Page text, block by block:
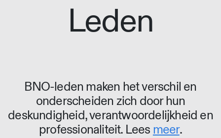
Leden
BNO-leden maken het verschil en
onderscheiden zich door hun
deskundigheid, verantwoordelijkheid en
professionaliteit. Lees meer.